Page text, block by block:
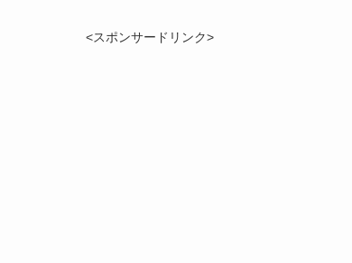
<スポンサードリンク>